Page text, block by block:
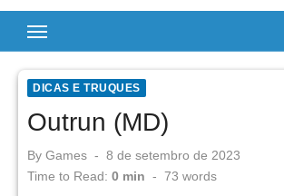
DICAS E TRUQUES
Outrun (MD)
By Games
Posted
on
8 de setembro de 2023
Time to Read: 0 min - 73 words